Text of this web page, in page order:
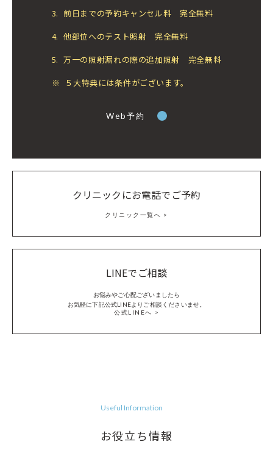
3. 前日までの予約キャンセル料 完全無料
4. 他部位へのテスト照射 完全無料
5. 万一の照射漏れの際の追加照射 完全無料
※
５大特典には条件がございます。
Web予約
クリニックにお電話でご予約
クリニック一覧へ
LINEでご相談
お悩みやご心配ございましたら
お気軽に下記公式LINEよりご相談くださいませ。
公式LINEへ
Useful Information
お役立ち情報